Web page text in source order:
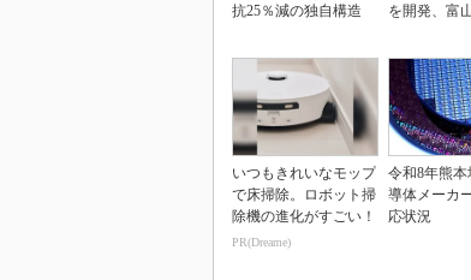
抗25％減の独自構造
を開発、富
いつもきれいなモップ
で床掃除。ロボット掃
除機の進化がすごい！
PR(Dreame)
令和8年熊
導体メーカ
応状況